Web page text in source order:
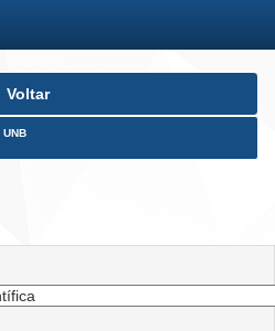
Voltar
UNB